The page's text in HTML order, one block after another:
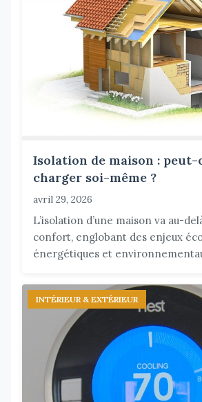
Isolation de maison : peut-
charger soi-même ?
avril 29, 2026
L’isolation d’une maison va au-
confort, englobant des enjeux
énergétiques et
INTÉRIEUR & EXTÉRIEUR